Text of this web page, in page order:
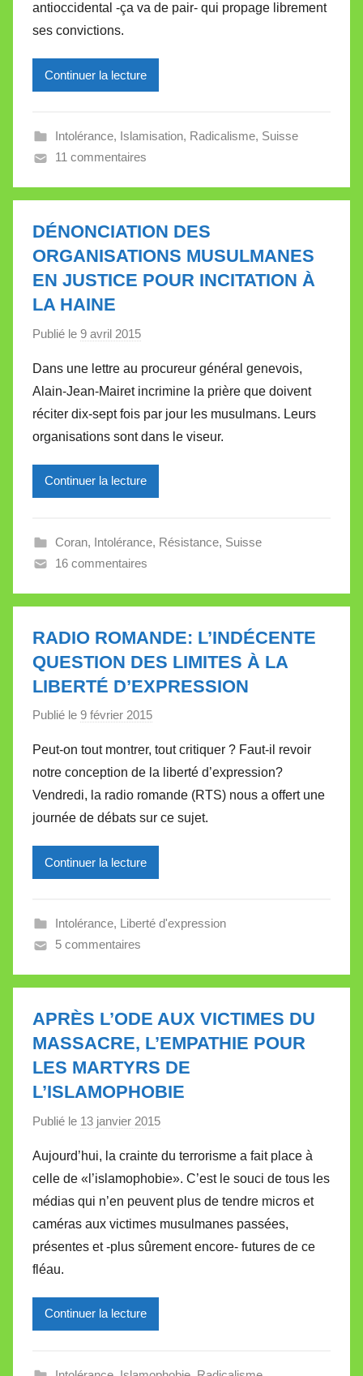
r
l
V
l
t
t
e
antioccidental -ça va de pair- qui propage librement
ses convictions.
Continuer la lecture
Intolérance, Islamisation, Radicalisme, Suisse
11 commentaires
DÉNONCIATION DES
ORGANISATIONS MUSULMANES
EN JUSTICE POUR INCITATION À
LA HAINE
Publié le 9 avril 2015
r
M
r
i
l
e
V
l
l
t
t
e
Dans une lettre au procureur général genevois,
Alain-Jean-Mairet incrimine la prière que doivent
réciter dix-sept fois par jour les musulmans. Leurs
organisations sont dans le viseur.
Continuer la lecture
Coran, Intolérance, Résistance, Suisse
16 commentaires
RADIO ROMANDE: L’INDÉCENTE
QUESTION DES LIMITES À LA
LIBERTÉ D’EXPRESSION
Publié le 9 février 2015
r
M
i
r
l
e
l
t
t
e
Peut-on tout montrer, tout critiquer ? Faut-il revoir
notre conception de la liberté d’expression?
Vendredi, la radio romande (RTS) nous a offert une
journée de débats sur ce sujet.
Continuer la lecture
Intolérance, Liberté d'expression
5 commentaires
APRÈS L’ODE AUX VICTIMES DU
MASSACRE, L’EMPATHIE POUR
LES MARTYRS DE
L’ISLAMOPHOBIE
Publié le 13 janvier 2015
r
M
i
r
e
Aujourd’hui, la crainte du terrorisme a fait place à
celle de «l’islamophobie». C’est le souci de tous les
médias qui n’en peuvent plus de tendre micros et
caméras aux victimes musulmanes passées,
présentes et -plus sûrement encore- futures de ce
fléau.
Continuer la lecture